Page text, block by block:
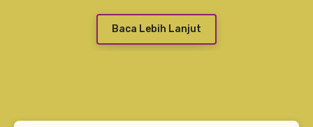
Baca Lebih Lanjut